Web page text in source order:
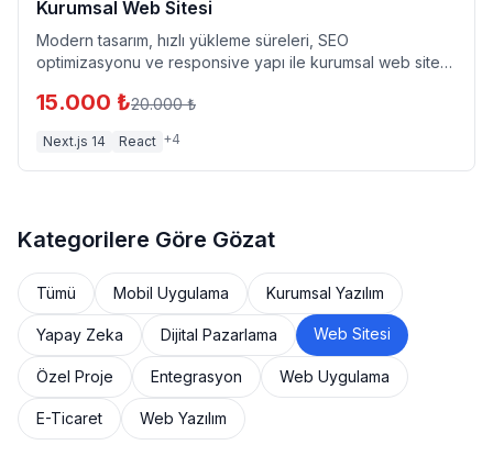
Kurumsal Web Sitesi
Modern tasarım, hızlı yükleme süreleri, SEO
optimizasyonu ve responsive yapı ile kurumsal web sitesi.
desteği dahil.
15.000 ₺20.000₺
Next.js 14 React +4
Kategorilere Göre Gözat
Tümü Mobil Uygulama Kurumsal Yazılım
Yapay Zeka Dijital Pazarlama Web Sitesi
Özel Proje Entegrasyon Web Uygulama
E-Ticaret Web Yazılım